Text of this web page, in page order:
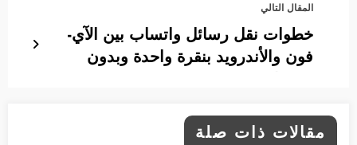
المقال التالي
خطوات نقل رسائل واتساب بين الآي-
فون والأندرويد بنقرة واحدة وبدون
مقالات ذات صلة